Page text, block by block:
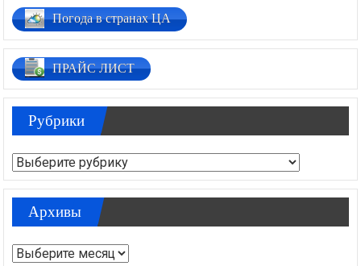
Погода в странах ЦА
ПРАЙС ЛИСТ
Рубрики
Рубрики
Архивы
Архивы